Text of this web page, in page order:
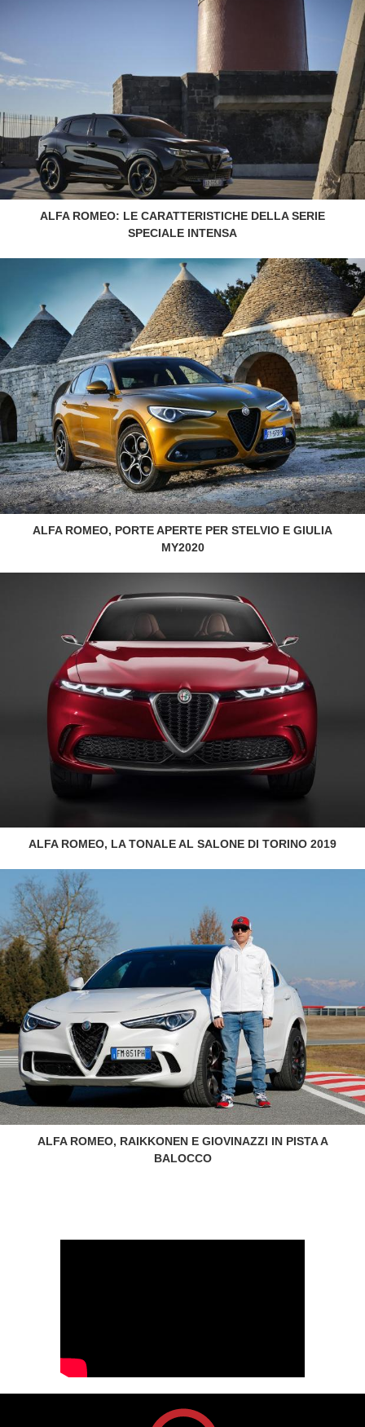
ALFA ROMEO: LE CARATTERISTICHE DELLA SERIE
SPECIALE INTENSA
ALFA ROMEO, PORTE APERTE PER STELVIO E GIULIA
MY2020
ALFA ROMEO, LA TONALE AL SALONE DI TORINO 2019
ALFA ROMEO, RAIKKONEN E GIOVINAZZI IN PISTA A
BALOCCO